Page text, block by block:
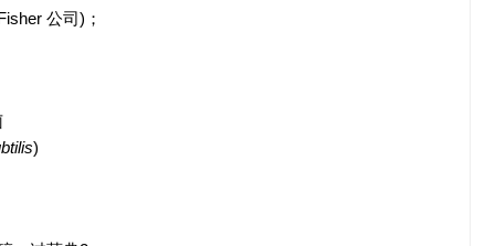
公司)；
)